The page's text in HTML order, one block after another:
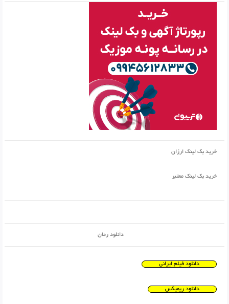
خرید بک لینک ارزان
خرید بک لینک معتبر
دانلود رمان
دانلود فیلم ایرانی
دانلود ریمیکس